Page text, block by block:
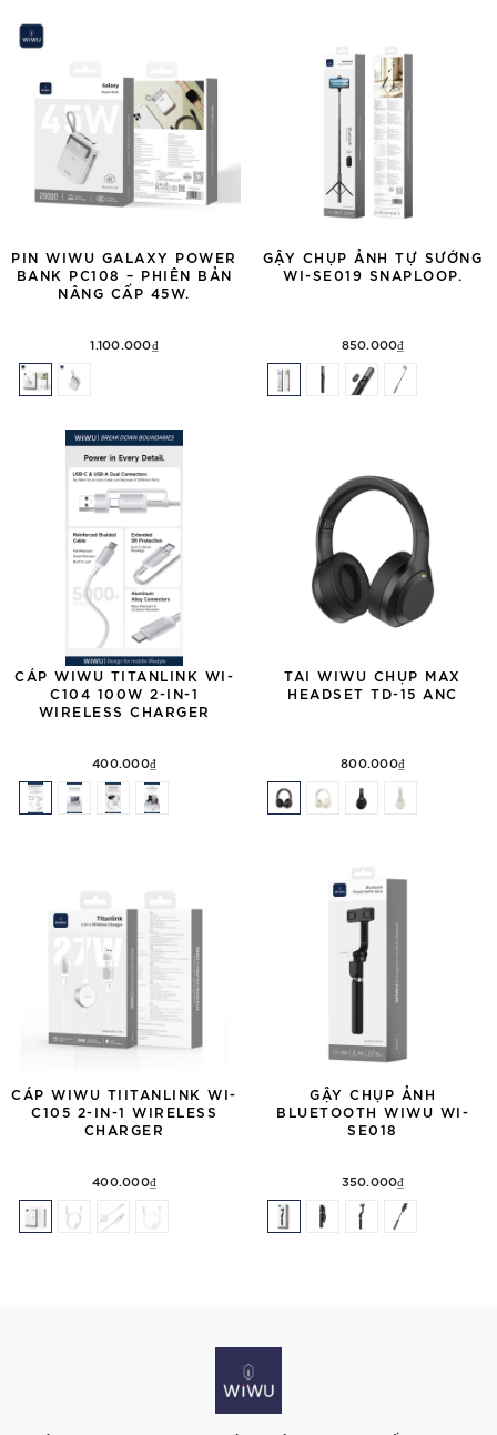
PIN WIWU GALAXY POWER
BANK PC108 – PHIÊN BẢN
NÂNG CẤP 45W.
1.100.000₫
GẬY CHỤP ẢNH TỰ SƯỚNG
WI-SE019 SNAPLOOP.
850.000₫
CÁP WIWU TITANLINK WI-
C104 100W 2-IN-1
WIRELESS CHARGER
400.000₫
TAI WIWU CHỤP MAX
HEADSET TD-15 ANC
800.000₫
CÁP WIWU TIITANLINK WI-
C105 2-IN-1 WIRELESS
CHARGER
400.000₫
GẬY CHỤP ẢNH
BLUETOOTH WIWU WI-
SE018
350.000₫